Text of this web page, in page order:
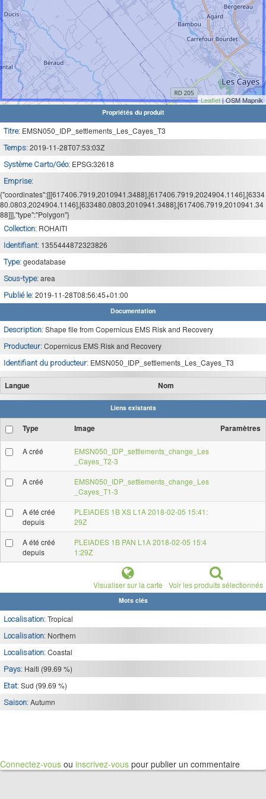
Leaflet| OSM Mapnik
Propriétés du produit
Titre: EMSN050_IDP_settlements_Les_Cayes_T3
Temps: 2019-11-28T07:53:03Z
Système Carto/Géo: EPSG:32618
Emprise:
{"coordinates":[[[617406.7919,2010941.3488],[617406.7919,2024904.1146],[6334
80.0803,2024904.1146],[633480.0803,2010941.3488],[617406.7919,2010941.34
88]]],"type":"Polygon"}
Collection: ROHAITI
Identifiant: 1355444872323826
Type: geodatabase
Sous-type: area
Publié le: 2019-11-28T08:56:45+01:00
Documentation
Description: Shape file from Copernicus EMS Risk and Recovery
Producteur: Copernicus EMS Risk and Recovery
Identifiant du producteur: EMSN050_IDP_settlements_Les_Cayes_T3
Langue Nom
Liens existants
Type Image Paramètres
A créé
EMSN050_IDP_settlements_change_Les
_Cayes_T2-3
A créé
EMSN050_IDP_settlements_change_Les
_Cayes_T1-3
A été créé
depuis
PLEIADES 1B XS L1A 2018-02-05 15:41:
29Z
A été créé
depuis
PLEIADES 1B PAN L1A 2018-02-05 15:4
1:29Z
Visualiser sur la carte Voir les produits sélectionnés
Mots clés
Localisation: Tropical
Localisation: Northern
Localisation: Coastal
Pays: Haiti (99.69 %)
Etat: Sud (99.69 %)
Saison: Autumn
Connectez-vous ou inscrivez-vous pour publier un commentaire